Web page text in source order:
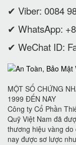
✔ Viber: 0084
✔ WhatsApp:
✔ WeChat ID:
MỘT SỐ CHỨNG
1999 ĐẾN NAY
Công ty Cổ Phần
Quỹ Việt Nam đã
thương hiệu vàng
nay được sơ lược